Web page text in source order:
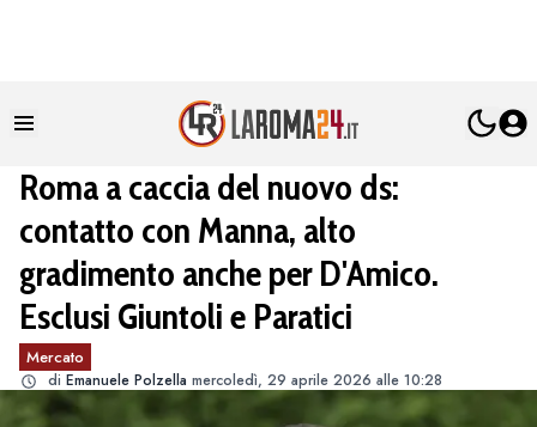
Roma a caccia del nuovo ds:
contatto con Manna, alto
gradimento anche per D'Amico.
Esclusi Giuntoli e Paratici
Mercato
di Emanuele Polzella mercoledì, 29 aprile 2026 alle 10:28